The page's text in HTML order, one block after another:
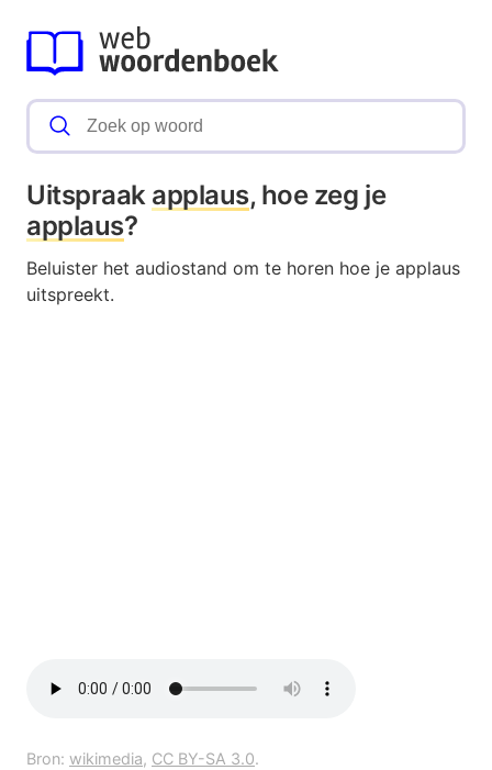
Uitspraak applaus, hoe zeg je
applaus?
Beluister het audiostand om te horen hoe je applaus
uitspreekt.
Bron: wikimedia, CC BY-SA 3.0.